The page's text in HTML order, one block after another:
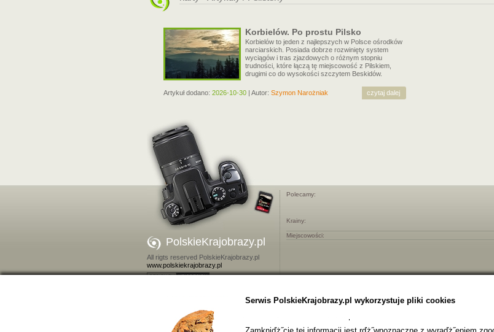
Korbielów. Po prostu Pilsko
Korbielów to jeden z najlepszych w Polsce ośrodków
narciarskich. Posiada dobrze rozwinięty system
wyciągów i tras zjazdowych o różnym stopniu
trudności, które łączą tę miejscowość z Pilskiem,
drugimi co do wysokości szczytem Beskidów.
Artykuł dodano: 2026-10-30 | Autor: Szymon Narożniak czytaj dalej
PolskieKrajobrazy.pl
All rigts reserved PolskieKrajobrazy.pl
www.polskiekrajobrazy.pl
Polecamy:
Krainy:
Miejscowości:
Serwis PolskieKrajobrazy.pl wykorzystuje pliki cookies